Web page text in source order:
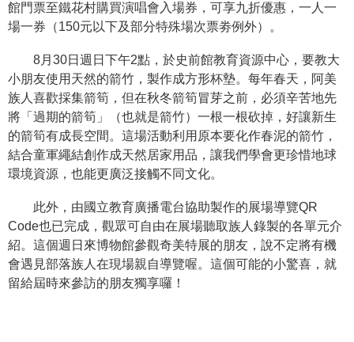
我
們
民
服
務
性
別
專
區
友
館門票至鐵花村購買演唱會入場券，可享九折優惠，一人一
場一券（150元以下及部分特殊場次票劵例外）。
8月30日週日下午2點，於史前館教育資源中心，要教大
小朋友使用天然的箭竹，製作成方形杯墊。每年春天，阿美
族人喜歡採集箭筍，但在秋冬箭筍冒芽之前，必須辛苦地先
將「過期的箭筍」（也就是箭竹）一根一根砍掉，好讓新生
的箭筍有成長空間。這場活動利用原本要化作春泥的箭竹，
結合童軍繩結創作成天然居家用品，讓我們學會更珍惜地球
環境資源，也能更廣泛接觸不同文化。
此外，由國立教育廣播電台協助製作的展場導覽QR
Code也已完成，觀眾可自由在展場聽取族人錄製的各單元介
紹。這個週日來博物館參觀奇美特展的朋友，說不定將有機
會遇見部落族人在現場親自導覽喔。這個可能的小驚喜，就
留給屆時來參訪的朋友獨享囉！